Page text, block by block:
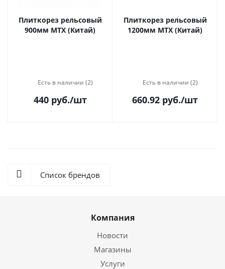
Плиткорез рельсовый
900мм MTX (Китай)
Есть в наличии (2)
440руб./шт
Плиткорез рельсовый
1200мм MTX (Китай)
Есть в наличии (2)
660.92 руб./шт
Список брендов
Компания
Новости
Магазины
Услуги